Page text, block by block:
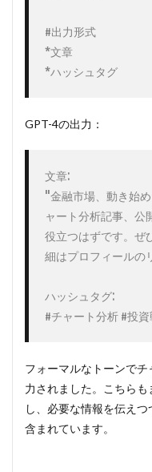
#出力形式
*文章
*ハッシュタグ
GPT-4の出力：
文章:
"金融市場、動き始
ャート分析記事、公
役立つはずです。ぜ
細はプロフィールの
ハッシュタグ:
#チャート分析 #投
フォーマルなトーンで
力されました。こちら
し、必要な情報を伝え
含まれています。